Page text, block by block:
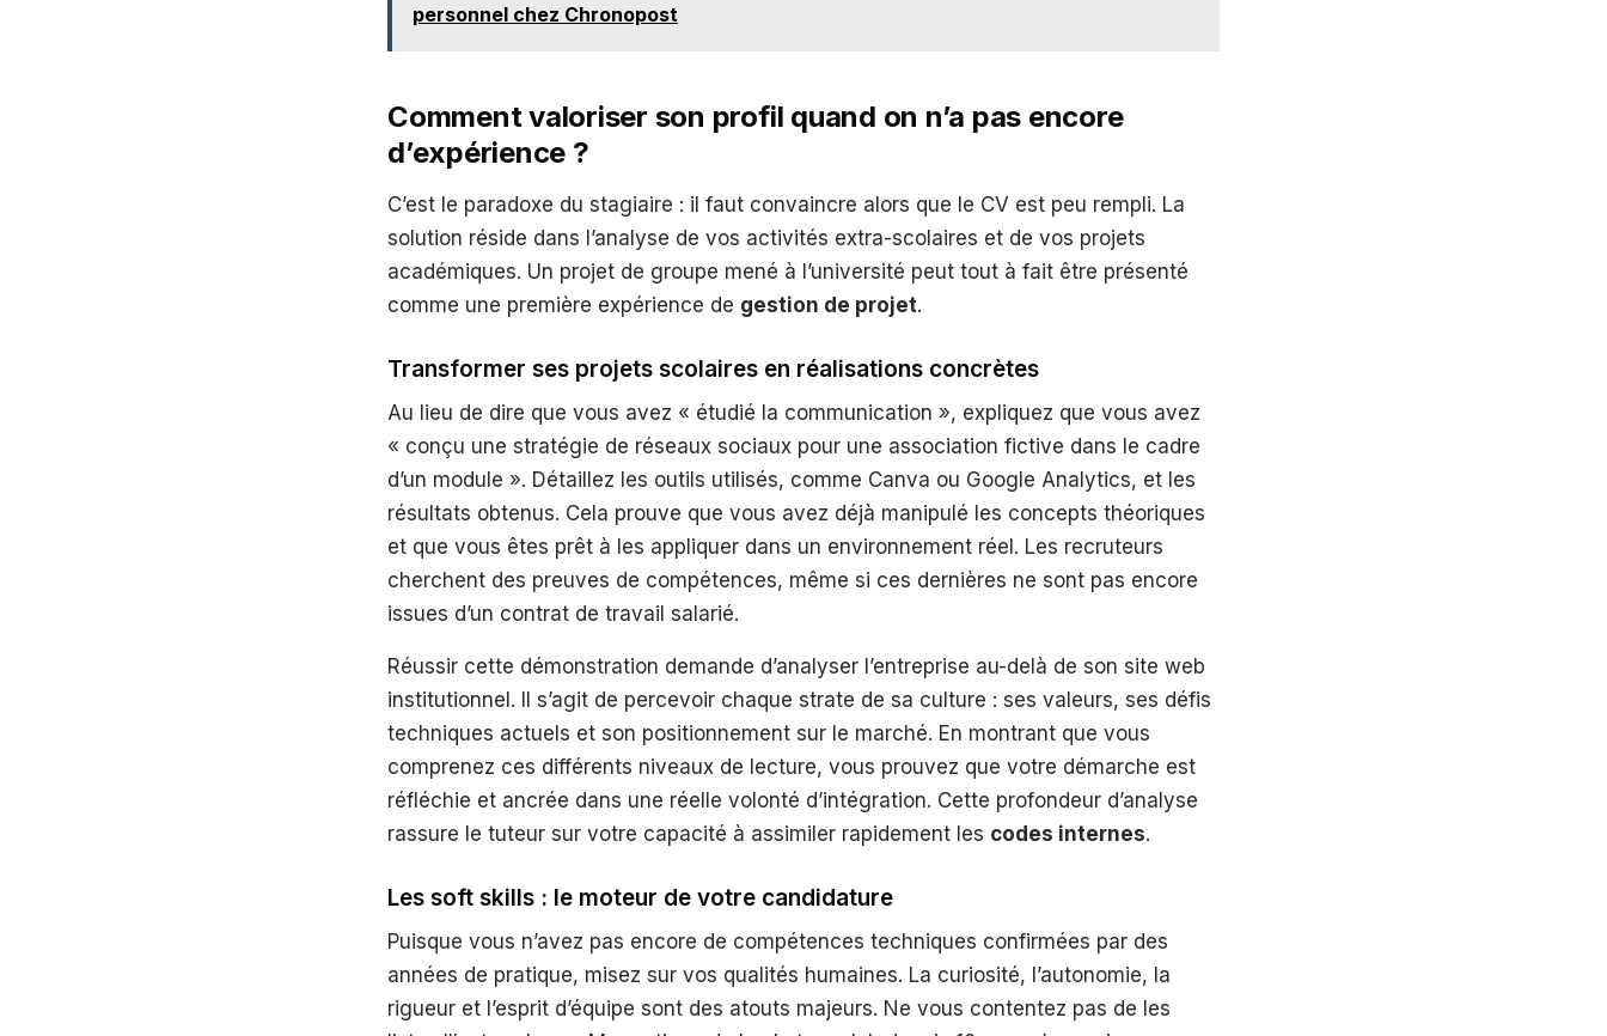
personnel chez Chronopost
Comment valoriser son profil quand on n’a pas encore
d’expérience ?
C’est le paradoxe du stagiaire : il faut convaincre alors que le CV est peu rempli. La
solution réside dans l’analyse de vos activités extra-scolaires et de vos projets
académiques. Un projet de groupe mené à l’université peut tout à fait être présenté
comme une première expérience de gestion de projet.
Transformer ses projets scolaires en réalisations concrètes
Au lieu de dire que vous avez « étudié la communication », expliquez que vous avez
« conçu une stratégie de réseaux sociaux pour une association fictive dans le cadre
d’un module ». Détaillez les outils utilisés, comme Canva ou Google Analytics, et les
résultats obtenus. Cela prouve que vous avez déjà manipulé les concepts théoriques
et que vous êtes prêt à les appliquer dans un environnement réel. Les recruteurs
cherchent des preuves de compétences, même si ces dernières ne sont pas encore
issues d’un contrat de travail salarié.
Réussir cette démonstration demande d’analyser l’entreprise au-delà de son site web
institutionnel. Il s’agit de percevoir chaque strate de sa culture : ses valeurs, ses défis
techniques actuels et son positionnement sur le marché. En montrant que vous
comprenez ces différents niveaux de lecture, vous prouvez que votre démarche est
réfléchie et ancrée dans une réelle volonté d’intégration. Cette profondeur d’analyse
rassure le tuteur sur votre capacité à assimiler rapidement les codes internes.
Les soft skills : le moteur de votre candidature
Puisque vous n’avez pas encore de compétences techniques confirmées par des
années de pratique, misez sur vos qualités humaines. La curiosité, l’autonomie, la
rigueur et l’esprit d’équipe sont des atouts majeurs. Ne vous contentez pas de les